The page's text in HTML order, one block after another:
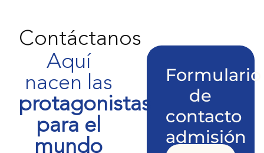
Contáctanos
Aquí
nacen las
protagonistas
para el
mundo
Formulario
de
contacto
admisión